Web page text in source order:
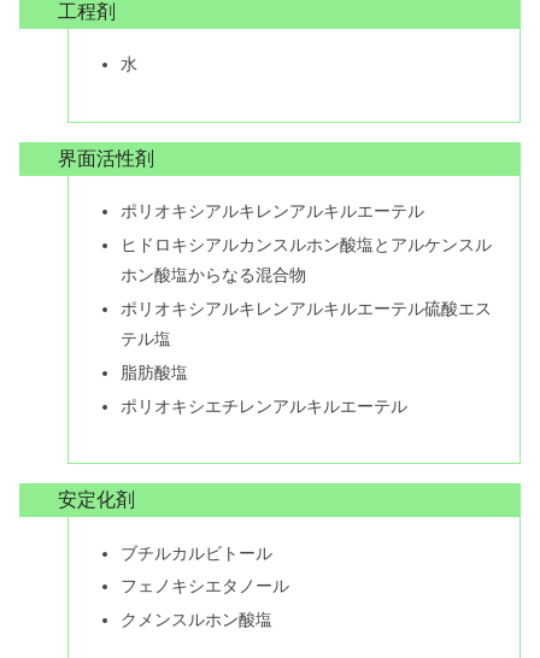
工程剤
水
界面活性剤
ポリオキシアルキレンアルキルエーテル
ヒドロキシアルカンスルホン酸塩とアルケンスル
ホン酸塩からなる混合物
ポリオキシアルキレンアルキルエーテル硫酸エス
テル塩
脂肪酸塩
ポリオキシエチレンアルキルエーテル
安定化剤
ブチルカルビトール
フェノキシエタノール
クメンスルホン酸塩